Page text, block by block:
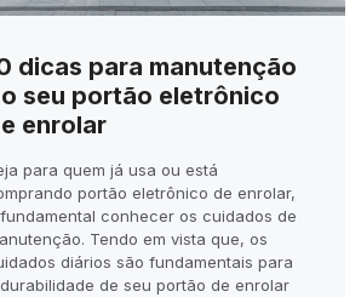
dicas para manutenção
seu portão eletrônico
enrolar
para quem já usa ou está
portão eletrônico de enrolar,
conhecer os cuidados de
Tendo em vista que, os
diários são fundamentais para
de seu portão de enrolar